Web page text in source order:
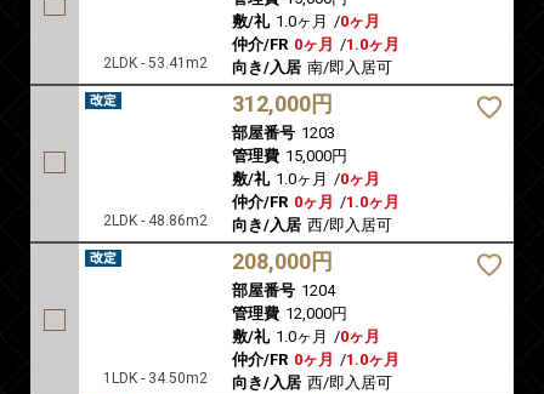
2LDK - 53.41m2
敷/礼 1.0ヶ月 /0ヶ月
仲介/FR 0ヶ月 /1.0ヶ月
向き/入居 南/即入居可
2LDK - 48.86m2
312,000円
部屋番号 1203
管理費 15,000円
敷/礼 1.0ヶ月 /0ヶ月
仲介/FR 0ヶ月 /1.0ヶ月
向き/入居 西/即入居可
1LDK - 34.50m2
208,000円
部屋番号 1204
管理費 12,000円
敷/礼 1.0ヶ月 /0ヶ月
仲介/FR 0ヶ月 /1.0ヶ月
向き/入居 西/即入居可